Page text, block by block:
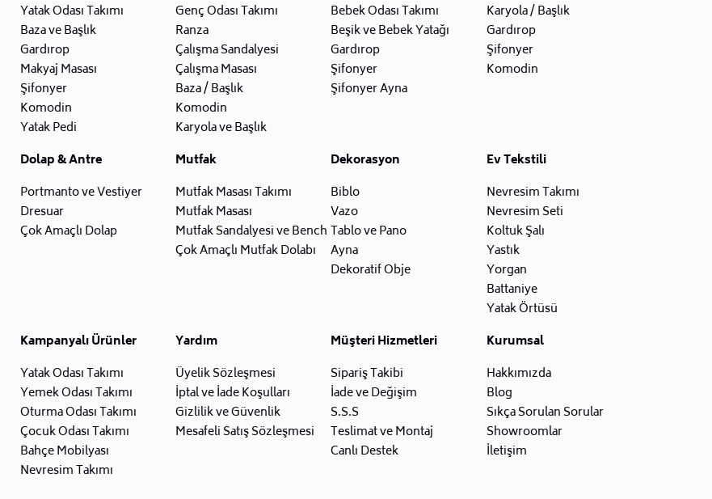
Yatak Odası Takımı
Baza ve Başlık
Gardırop
Makyaj Masası
Şifonyer
Komodin
Yatak Pedi
Genç Odası Takımı
Ranza
Çalışma Sandalyesi
Çalışma Masası
Baza / Başlık
Komodin
Karyola ve Başlık
Bebek Odası Takımı
Beşik ve Bebek Yatağı
Gardırop
Şifonyer
Şifonyer Ayna
Karyola / Başlık
Gardırop
Şifonyer
Komodin
Dolap & Antre
Portmanto ve Vestiyer
Dresuar
Çok Amaçlı Dolap
Mutfak
Mutfak Masası Takımı
Mutfak Masası
Mutfak Sandalyesi ve Bench
Çok Amaçlı Mutfak Dolabı
Dekorasyon
Biblo
Vazo
Tablo ve Pano
Ayna
Dekoratif Obje
Ev Tekstili
Nevresim Takımı
Nevresim Seti
Koltuk Şalı
Yastık
Yorgan
Battaniye
Yatak Örtüsü
Kampanyalı Ürünler
Yatak Odası Takımı
Yemek Odası Takımı
Oturma Odası Takımı
Çocuk Odası Takımı
Bahçe Mobilyası
Nevresim Takımı
Yardım
Üyelik Sözleşmesi
İptal ve İade Koşulları
Gizlilik ve Güvenlik
Mesafeli Satış Sözleşmesi
Müşteri Hizmetleri
Sipariş Takibi
İade ve Değişim
S.S.S
Teslimat ve Montaj
Canlı Destek
Kurumsal
Hakkımızda
Blog
Sıkça Sorulan Sorular
Showroomlar
İletişim